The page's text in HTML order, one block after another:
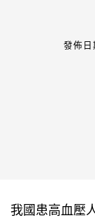
發佈日
我國患高血壓